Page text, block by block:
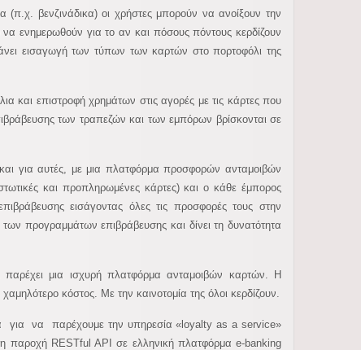
βενζινάδικα) οι χρήστες μπορούν να ανοίξουν την
ενημερωθούν για το αν και πόσους πόντους κερδίζουν
εισαγωγή των τύπων των καρτών στο πορτοφόλι της
και επιστροφή χρημάτων στις αγορές με τις κάρτες που
των τραπεζών και των εμπόρων βρίσκονται σε
για αυτές, με μια πλατφόρμα προσφορών ανταμοιβών
και προπληρωμένες κάρτες) και ο κάθε έμπορος
εισάγοντας όλες τις προσφορές τους στην
προγραμμάτων επιβράβευσης και δίνει τη δυνατότητα
μια ισχυρή πλατφόρμα ανταμοιβών καρτών. Η
κόστος. Με την καινοτομία της όλοι κερδίζουν.
για να παρέχουμε την υπηρεσία «loyalty as a service»
παροχή RESTful API σε ελληνική πλατφόρμα e-banking